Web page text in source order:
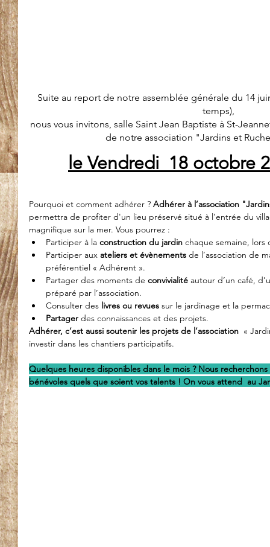
Suite au report de notre assemblée générale du 14
temps),
nous vous invitons, salle Saint Jean Baptiste à St-
de notre association "Jardins et
le Vendredi  18 octobre
Pourquoi et comment adhérer ? Adhérer à l’association
permettra de profiter d'un lieu préservé situé à l’entrée du
magnifique sur la mer. ​Vous pourrez :
Participer à la construction du jardin chaque semaine, lors
Participer aux ateliers et évènements de l’association de
préférentiel « Adhérent ».
Partager des moments de convivialité autour d’un café,
préparé par l’association.
Consulter des livres ou revues sur le jardinage et la
Partager des connaissances et des projets.
Adhérer, c’est aussi soutenir les projets de l’association «
investir dans les chantiers participatifs.
Quelques heures disponibles dans le mois ? Nous
bénévoles quels que soient vos talents ! On vous attend  au